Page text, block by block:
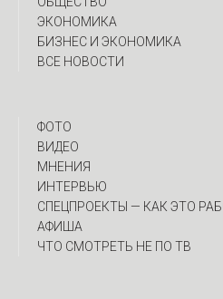
ЭКОНОМИКА
БИЗНЕС И ЭКОНОМИКА
ВСЕ НОВОСТИ
ФОТО
ВИДЕО
МНЕНИЯ
ИНТЕРВЬЮ
CПЕЦПРОЕКТЫ — КАК ЭТО
АФИША
ЧТО СМОТРЕТЬ НЕ ПО ТВ